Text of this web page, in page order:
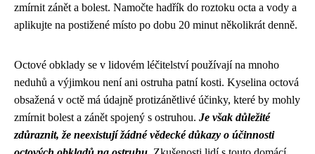
zmírnit zánět a bolest. Namočte hadřík do roztoku octa a vody a
aplikujte na postižené místo po dobu 20 minut několikrát denně.
Octové obklady se v lidovém léčitelství používají na mnoho
neduhů a výjimkou není ani ostruha patní kosti. Kyselina octová
obsažená v octě má údajně protizánětlivé účinky, které by mohly
zmírnit bolest a zánět spojený s ostruhou. Je však důležité
zdůraznit, že neexistují žádné vědecké důkazy o účinnosti